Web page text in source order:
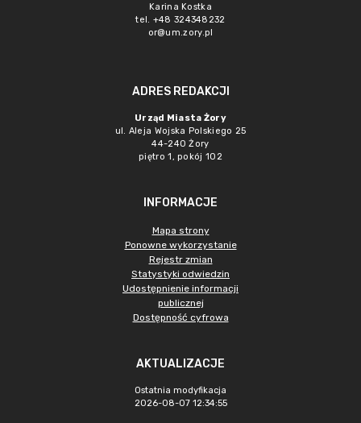
Karina Kostka
tel. +48 324348232
or@um.zory.pl
ADRES REDAKCJI
Urząd Miasta Żory
ul. Aleja Wojska Polskiego 25
44-240 Żory
piętro 1, pokój 102
INFORMACJE
Mapa strony
Ponowne wykorzystanie
Rejestr zmian
Statystyki odwiedzin
Udostępnienie informacji
publicznej
Dostępność cyfrowa
AKTUALIZACJE
Ostatnia modyfikacja
2026-08-07 12:34:55